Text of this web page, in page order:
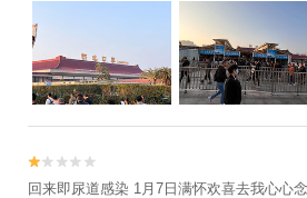


回来即尿道感染 1月7日满怀欢喜去我心心